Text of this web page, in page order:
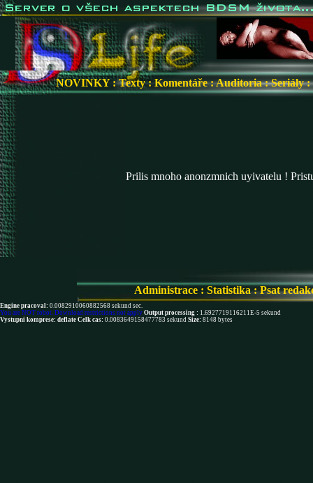
NOVINKY:Texty: Komentáře:Auditoria:Seriály:
Prilis mnoho anonzmnich uyivatelu !
Administrace : Statistika:Psat
Engine pracoval: 0.0082910060882568 sekund sec.
You are NOT robot. Download restrictions not apply Output processing : 1.6927719116211E-5 sekund
Vystupni komprese: deflate Celk cas: 0.0083649158477783 sekund Size: 8148 bytes